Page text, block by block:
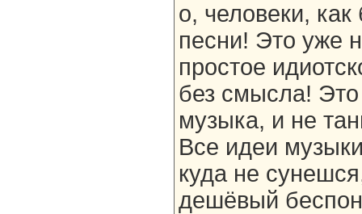
о, человеки,
песни! Это уже
простое
без смысла!
музыка, и не
Все идеи
куда не
дешёвый